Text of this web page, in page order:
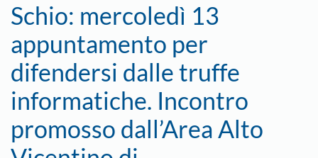
Schio: mercoledì 13
appuntamento per
difendersi dalle truffe
informatiche. Incontro
promosso dall’Area Alto